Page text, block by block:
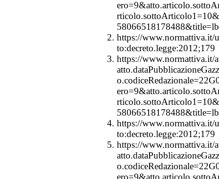
https://www.normattiva.it/
to:decreto.legge:2012;179
https://www.normattiva.it/
https://www.normattiva.it/
to:decreto.legge:2012;179
https://www.normattiva.it/